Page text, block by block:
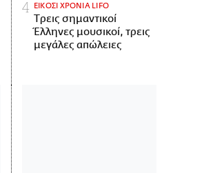
ΕΙΚΟΣΙ ΧΡΟΝΙΑ LIFO
Tρεις σημαντικοί
Έλληνες μουσικοί, τρεις
μεγάλες απώλειες